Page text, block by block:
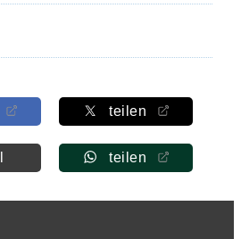
teilen
teilen